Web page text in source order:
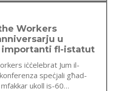
Workers
u
fl-istatut
iċċelebrat Jum il-
speċjali għad-
ukoll is-60